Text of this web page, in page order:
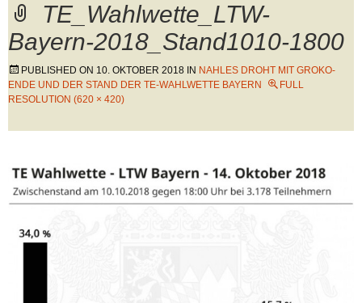
TE_Wahlwette_LTW-
Bayern-2018_Stand1010-1800
PUBLISHED ON 10. OKTOBER 2018 IN NAHLES DROHT MIT GROKO-
ENDE UND DER STAND DER TE-WAHLWETTE BAYERN
FULL
RESOLUTION (620 × 420)